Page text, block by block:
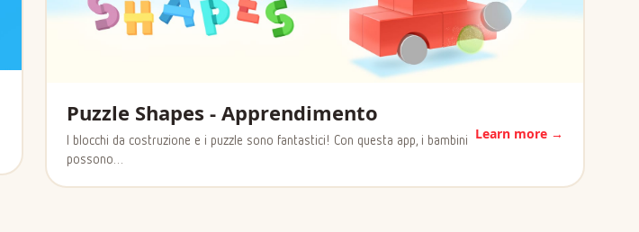
Puzzle Shapes - Apprendimento
I blocchi da costruzione e i puzzle sono fantastici! Con questa app, i bambini
possono…
Learn more →